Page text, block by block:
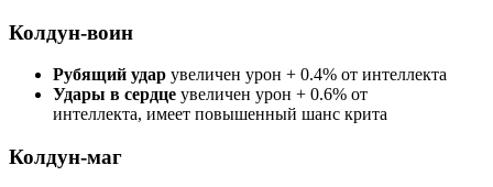
Колдун-воин
Рубящий удар увеличен урон + 0.4% от интеллекта
Удары в сердце увеличен урон + 0.6% от
интеллекта, имеет повышенный шанс крита
Колдун-маг